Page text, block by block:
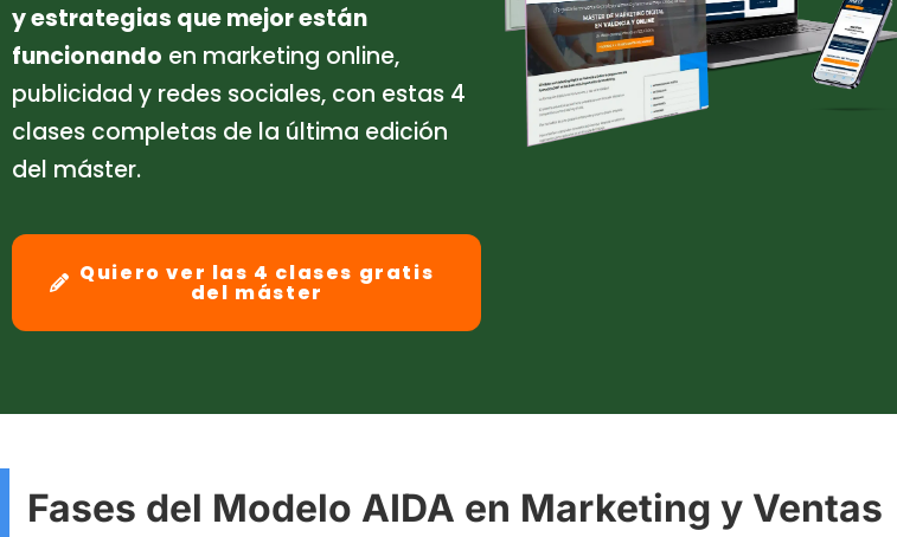
y estrategias que mejor están
funcionando en marketing online,
publicidad y redes sociales, con estas 4
clases completas de la última edición
del máster.
Quiero ver las 4 clases gratis
del máster
Fases del Modelo AIDA en Marketing y Ventas